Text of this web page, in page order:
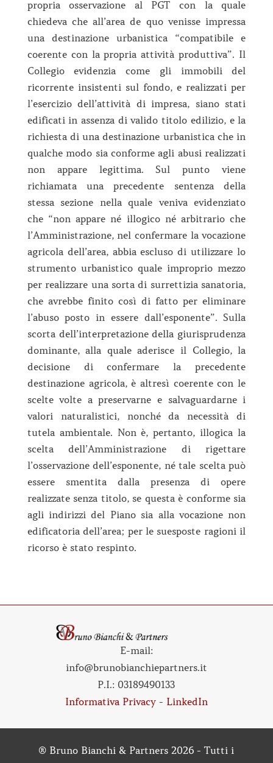
propria osservazione al PGT con la quale
chiedeva che all’area de quo venisse impressa
una destinazione urbanistica “compatibile e
coerente con la propria attività produttiva”. Il
Collegio evidenzia come gli immobili del
ricorrente insistenti sul fondo, e realizzati per
l’esercizio dell’attività di impresa, siano stati
edificati in assenza di valido titolo edilizio, e la
richiesta di una destinazione urbanistica che in
qualche modo sia conforme agli abusi realizzati
non appare legittima. Sul punto viene
richiamata una precedente sentenza della
stessa sezione nella quale veniva evidenziato
che “non appare né illogico né arbitrario che
l’Amministrazione, nel confermare la vocazione
agricola dell’area, abbia escluso di utilizzare lo
strumento urbanistico quale improprio mezzo
per realizzare una sorta di surrettizia sanatoria,
che avrebbe finito così di fatto per eliminare
l’abuso posto in essere dall’esponente”. Sulla
scorta dell’interpretazione della giurisprudenza
dominante, alla quale aderisce il Collegio, la
decisione di confermare la precedente
destinazione agricola, è altresì coerente con le
scelte volte a preservarne e salvaguardarne i
valori naturalistici, nonché da necessità di
tutela ambientale. Non è, pertanto, illogica la
scelta dell’Amministrazione di rigettare
l’osservazione dell’esponente, né tale scelta può
essere smentita dalla presenza di opere
realizzate senza titolo, se questa è conforme sia
agli indirizzi del Piano sia alla vocazione non
edificatoria dell’area; per le suesposte ragioni il
ricorso è stato respinto.
E-mail:
info@brunobianchiepartners.it
P.I.: 03189490133
Informativa Privacy- LinkedIn
® Bruno Bianchi & Partners 2026 - Tutti i